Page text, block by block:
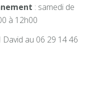
: samedi de
à 12h00
au 06 29 14 46